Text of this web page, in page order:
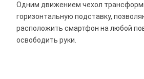
Одним движением чехол
горизонтальную подставку,
расположить смартфон на любой
освободить руки.